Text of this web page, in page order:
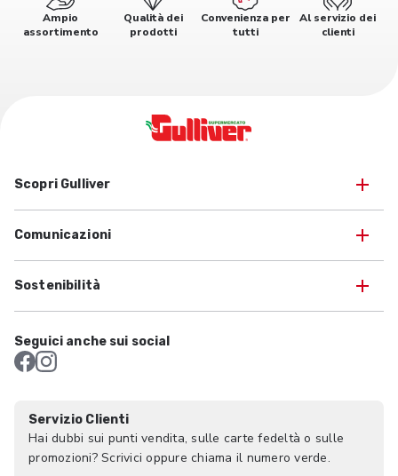
Ampio
assortimento
Qualità dei
prodotti
Convenienza per
tutti
Al servizio dei
clienti
Scopri Gulliver
Comunicazioni
Sostenibilità
Seguici anche sui social
Servizio Clienti
Hai dubbi sui punti vendita, sulle carte fedeltà o sulle
promozioni? Scrivici oppure chiama il numero verde.